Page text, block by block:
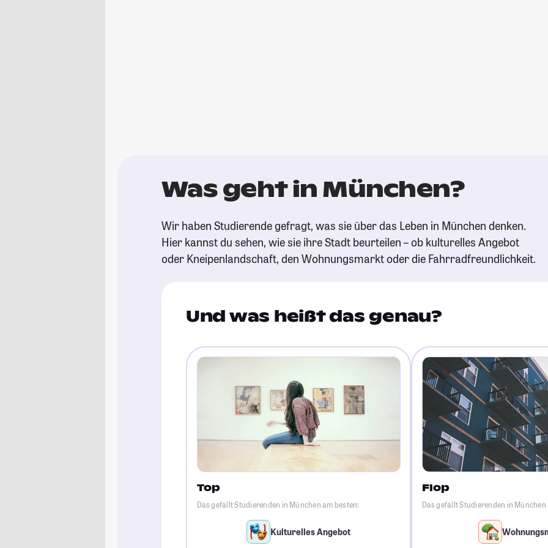
Was geht in München?
Wir haben Studierende gefragt, was sie über das Leben in München denken.
Hier kannst du sehen, wie sie ihre Stadt beurteilen – ob kulturelles Angebot
oder Kneipenlandschaft, den Wohnungsmarkt oder die Fahrradfreundlichkeit.
Und was heißt das genau?
Top
Das gefällt Studierenden in München am besten:
Kulturelles Angebot
Flop
Das gefällt Studierenden in